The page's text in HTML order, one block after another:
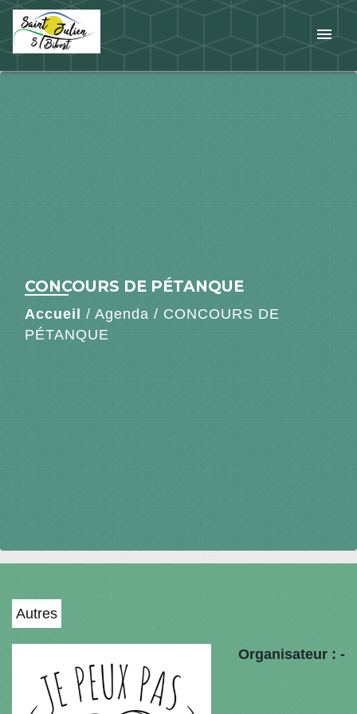
menu
CONCOURS DE PÉTANQUE
Accueil / Agenda / CONCOURS DE
PÉTANQUE
Autres
Organisateur : -